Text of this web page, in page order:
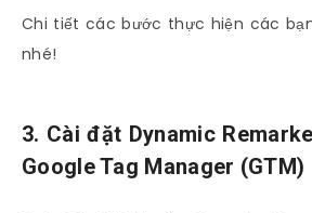
Chi tiết các bước thực hiện các
nhé!
3. Cài đặt Dynamic
Google Tag Manager (GTM)